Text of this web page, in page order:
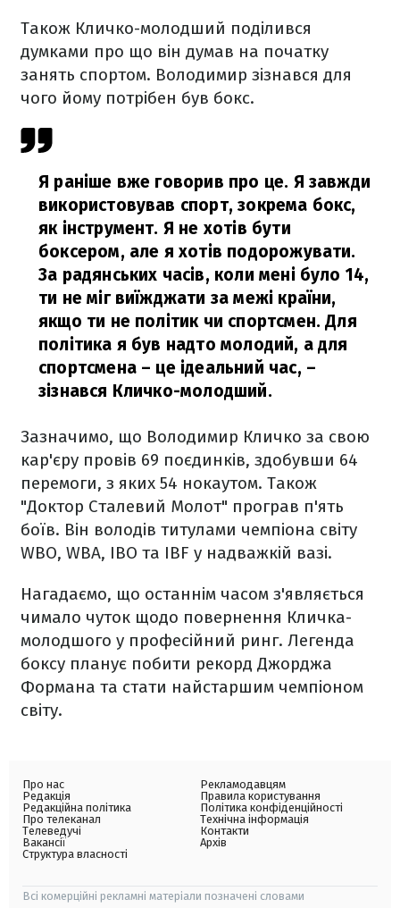
Також Кличко-молодший поділився
думками про що він думав на початку
занять спортом. Володимир зізнався для
чого йому потрібен був бокс.
Я раніше вже говорив про це. Я завжди
використовував спорт, зокрема бокс,
як інструмент. Я не хотів бути
боксером, але я хотів подорожувати.
За радянських часів, коли мені було 14,
ти не міг виїжджати за межі країни,
якщо ти не політик чи спортсмен. Для
політика я був надто молодий, а для
спортсмена – це ідеальний час, –
зізнався Кличко-молодший.
Зазначимо, що Володимир Кличко за свою
кар'єру провів 69 поєдинків, здобувши 64
перемоги, з яких 54 нокаутом. Також
"Доктор Сталевий Молот" програв п'ять
боїв. Він володів титулами чемпіона світу
WBO, WBA, IBO та IBF у надважкій вазі.
Нагадаємо, що останнім часом з'являється
чимало чуток щодо повернення Кличка-
молодшого у професійний ринг. Легенда
боксу планує побити рекорд Джорджа
Формана та стати найстаршим чемпіоном
світу.
Про нас
Редакція
Редакційна політика
Про телеканал
Телеведучі
Вакансії
Структура власності
Рекламодавцям
Правила користування
Політика конфіденційності
Технічна інформація
Контакти
Архів
Всі комерційні рекламні матеріали позначені словами